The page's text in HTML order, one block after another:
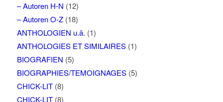
– Autoren H-N (12)
– Autoren O-Z(18)
ANTHOLOGIEN u.ä. (1)
ANTHOLOGIES ET SIMILAIRES(1)
BIOGRAFIEN (5)
BIOGRAPHIES/TEMOIGNAGES(5)
CHICK-LIT(8)
CHICK-LIT(8)